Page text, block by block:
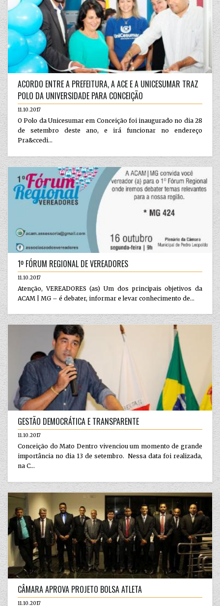
ACORDO ENTRE A PREFEITURA, A ACE E A UNICESUMAR TRAZ
POLO DA UNIVERSIDADE PARA CONCEIÇÃO
11.10.2017
O Polo da Unicesumar em Conceição foi inaugurado no dia 28
de setembro deste ano, e irá funcionar no endereço
Pra&ccedi...
1º FÓRUM REGIONAL DE VEREADORES
11.10.2017
Atenção, VEREADORES (as) Um dos principais objetivos da
ACAM | MG – é debater, informar e levar conhecimento de...
GESTÃO DEMOCRÁTICA E TRANSPARENTE
11.10.2017
Conceição do Mato Dentro vivenciou um momento de grande
importância no dia 13 de setembro. Nessa data foi realizada,
na C...
CÂMARA APROVA PROJETO BOLSA ATLETA
11.10.2017